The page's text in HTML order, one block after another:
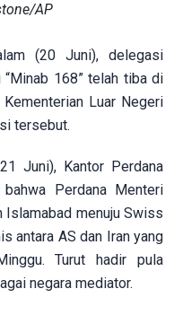
AP
(20 Juni), delegasi
168” telah tiba di
Luar Negeri
tersebut.
Juni), Kantor Perdana
Perdana Menteri
Islamabad menuju Swiss
antara AS dan Iran yang
Turut hadir pula
negara mediator.